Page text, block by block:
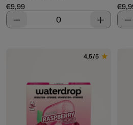
Precio de venta
€9,99
Disminuir Aumentar
4.5/5